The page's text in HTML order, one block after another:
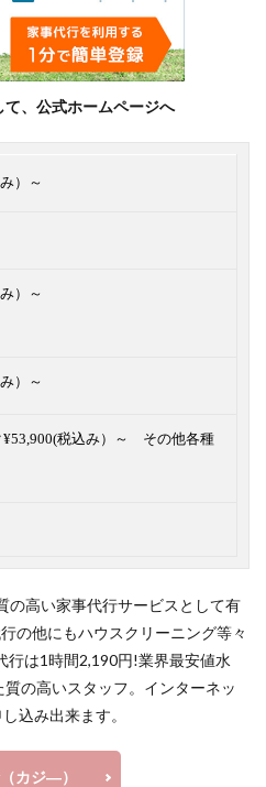
、公式ホームページへ
）～
）～
）～
¥53,900(税込み）～ その他各種
の高い家事代行サービスとして有
の他にもハウスクリーニング等々
行は1時間2,190円!業界最安値水
の高いスタッフ。インターネッ
込み出来ます。
カジ―）